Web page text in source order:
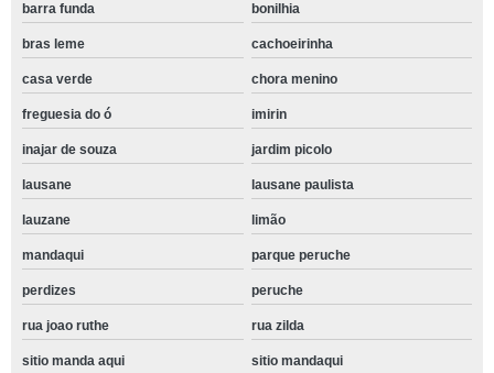
barra funda bonilhia
bras leme cachoeirinha
casa verde chora menino
freguesia do ó imirin
inajar de souza jardim picolo
lausane lausane paulista
lauzane limão
mandaqui parque peruche
perdizes peruche
rua joao ruthe rua zilda
sitio manda aqui sitio mandaqui